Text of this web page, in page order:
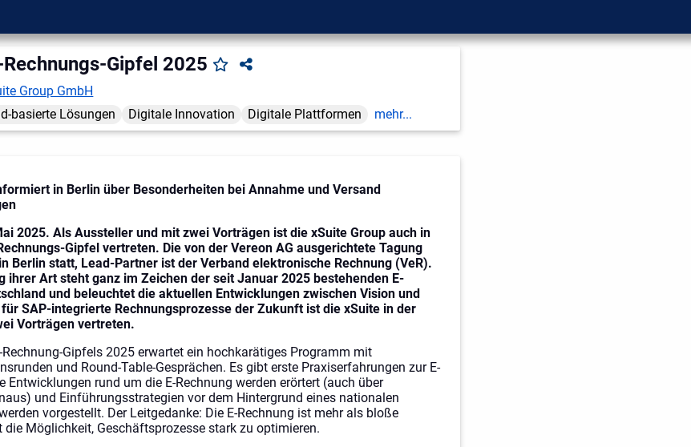
Gipfel 2025
Group GmbH
basierte Lösungen Digitale Innovation Digitale Plattformen mehr...
in Berlin über Besonderheiten bei Annahme und Versand
2025. Als Aussteller und mit zwei Vorträgen ist die xSuite Group auch in
Gipfel vertreten. Die von der Vereon AG ausgerichtete Tagung
Berlin statt, Lead-Partner ist der Verband elektronische Rechnung (VeR).
ihrer Art steht ganz im Zeichen der seit Januar 2025 bestehenden E-
und beleuchtet die aktuellen Entwicklungen zwischen Vision und
SAP-integrierte Rechnungsprozesse der Zukunft ist die xSuite in der
Vorträgen vertreten.
Rechnung-Gipfels 2025 erwartet ein hochkarätiges Programm mit
und Round-Table-Gesprächen. Es gibt erste Praxiserfahrungen zur E-
Entwicklungen rund um die E-Rechnung werden erörtert (auch über
und Einführungsstrategien vor dem Hintergrund eines nationalen
vorgestellt. Der Leitgedanke: Die E-Rechnung ist mehr als bloße
Möglichkeit, Geschäftsprozesse stark zu optimieren.